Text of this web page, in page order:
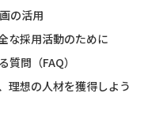
の活用
な採用活動のために
問（FAQ）
理想の人材を獲得しよう